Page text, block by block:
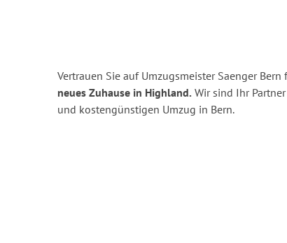
Vertrauen Sie auf Umzugsmeister Saenger
neues Zuhause in Highland. Wir sind Ihr
und kostengünstigen Umzug in Bern.